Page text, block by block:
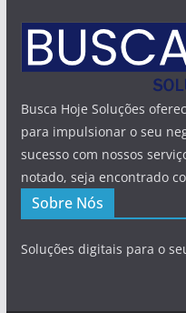
Busca Hoje Soluções
para impulsionar o seu
sucesso com nossos
notado, seja encontrado
Sobre Nós
Soluções digitais para o